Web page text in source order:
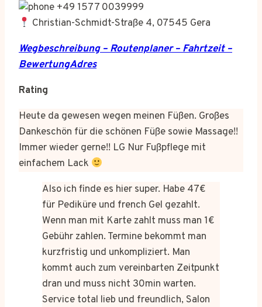
+49 1577 0039999
Christian-Schmidt-Straße 4, 07545 Gera
Wegbeschreibung – Routenplaner – Fahrtzeit –
BewertungAdres
Rating
Heute da gewesen wegen meinen Füßen. Großes
Dankeschön für die schönen Füße sowie Massage!!
Immer wieder gerne!! LG Nur Fußpflege mit
einfachem Lack
Also ich finde es hier super. Habe 47€
für Pediküre und french Gel gezahlt.
Wenn man mit Karte zahlt muss man 1€
Gebühr zahlen. Termine bekommt man
kurzfristig und unkompliziert. Man
kommt auch zum vereinbarten Zeitpunkt
dran und muss nicht 30min warten.
Service total lieb und freundlich, Salon